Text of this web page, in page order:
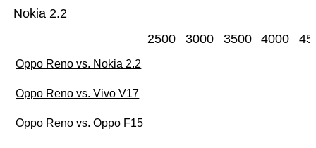
Nokia 2.2
2500 3000 3500 4000
Oppo Reno vs. Nokia 2.2
Oppo Reno vs. Vivo V17
Oppo Reno vs. Oppo F15